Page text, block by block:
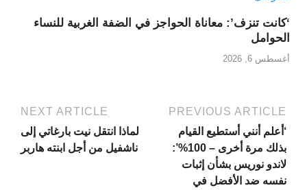
‘كانت تنزف’: معاناة الحواجز في الضفة الغربية للنساء
الحوامل
أغسطس 6, 2026
PREVIOUS ARTICLE
‘أعلم أنني أستطيع القيام
بذلك مرة أخرى – 100%’:
لاندو نوريس بشأن إثبات
نفسه ضد الأفضل في
NEXT ARTICLE
لماذا انتقل نيت بارغاتي إلى
ناشفيل من أجل ابنته هاربر